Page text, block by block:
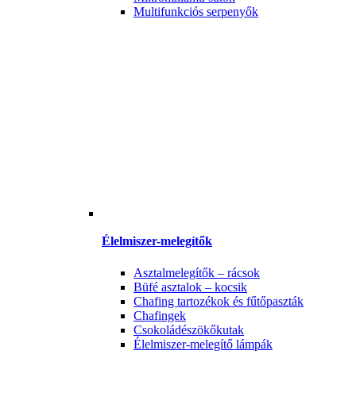
Multifunkciós serpenyők
Élelmiszer-melegítők
Asztalmelegítők – rácsok
Büfé asztalok – kocsik
Chafing tartozékok és fűtőpaszták
Chafingek
Csokoládészökőkutak
Élelmiszer-melegítő lámpák